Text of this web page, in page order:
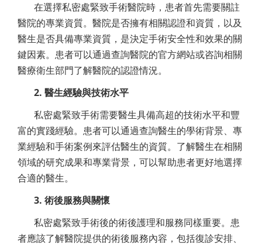
在選擇私密處緊致手術醫院時，患者首先需要關註
醫院的專業資質。醫院是否擁有相關認證和資質，以及
醫生是否具備專業資質，是決定手術安全性和效果的關
鍵因素。患者可以通過查詢醫院的官方網站或咨詢相關
醫療衛生部門了解醫院的認證情況。
2. 醫生經驗與技術水平
私密處緊致手術需要醫生具備高超的技術水平和豐
富的實踐經驗。患者可以通過查詢醫生的學術背景、專
業經驗和手術案例來評估醫生的資質。了解醫生在相關
領域的研究成果和專業背景，可以幫助患者更好地選擇
合適的醫生。
3. 術後服務與關懷
私密處緊致手術後的術後護理和服務同樣重要。患
者應該了解醫院提供的術後服務內容，包括復診安排、